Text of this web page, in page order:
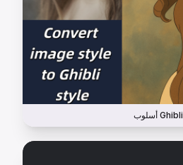
أسلوب Ghibli